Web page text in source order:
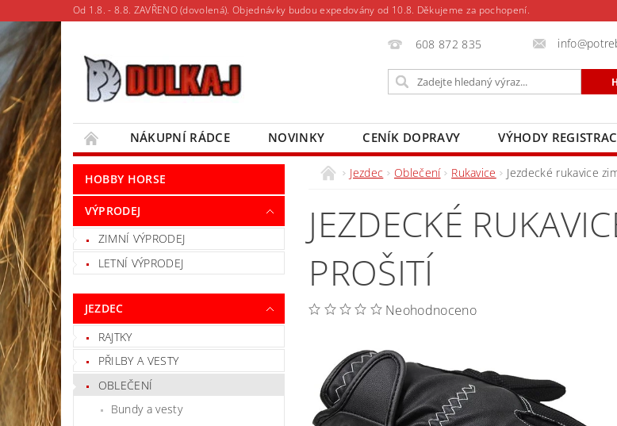
Od 1.8. - 8.8. ZAVŘENO (dovolená). Objednávky budou expedovány od 10.8. Děkujeme za pochopení.
608 872 835
NÁKUPNÍ RÁDCE NOVINKY CENÍK DOPRAVY VÝHODY
MOJE OBJEDNÁVKA
HOBBY HORSE
VÝPRODEJ
ZIMNÍ VÝPRODEJ
LETNÍ VÝPRODEJ
JEZDEC
RAJTKY
PŘILBY A VESTY
OBLEČENÍ
Bundy a vesty
Jezdec Oblečení Rukavice Jezdecké rukavice
JEZDECKÉ
PROŠITÍ
Neohodnoceno